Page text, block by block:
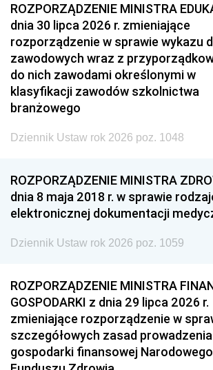
ROZPORZĄDZENIE MINISTRA
dnia 30 lipca 2026 r. zmieniające
rozporządzenie w sprawie wykazu
zawodowych wraz z
do nich zawodami określonymi w
klasyfikacji zawodów szkolnictwa
branżowego
Dziennik Ustaw rok 2026 poz. 1048
ROZPORZĄDZENIE MINISTRA
dnia 8 maja 2018 r. w sprawie
elektronicznej dokumentacji
Dziennik Ustaw rok 2026 poz. 1059
ROZPORZĄDZENIE MINISTRA
GOSPODARKI z dnia 29 lipca 2026 r.
zmieniające rozporządzenie w
szczegółowych zasad prowadzenia
gospodarki finansowej Narodowego